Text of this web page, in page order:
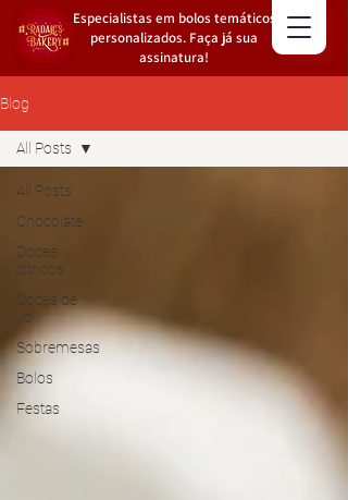
Especialistas em bolos temáticos
personalizados. Faça já sua
assinatura!
Blog
All Posts
Chocolate
Doces
cítricos
Doces de
vó
Sobremesas
Bolos
Festas
All Posts